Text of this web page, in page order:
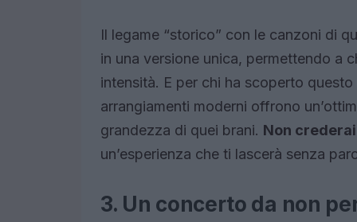
Il legame “storico” con le canzoni di
in una versione unica, permettendo a
intensità. E per chi ha scoperto
arrangiamenti moderni offrono
grandezza di quei brani. Non
un’esperienza che ti lascerà senza
3. Un concerto da non